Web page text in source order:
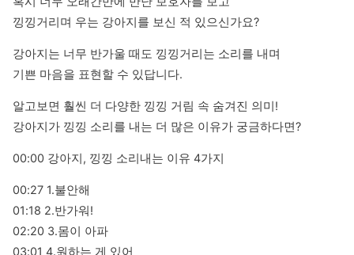
낑낑거리며 우는 강아지를 보신 적 있으신가요?
강아지는 너무 반가울 때도 낑낑거리는 소리를 내며
기쁜 마음을 표현할 수 있답니다.
알고보면 훨씬 더 다양한 낑낑 거림 속 숨겨진 의미!
강아지가 낑낑 소리를 내는 더 많은 이유가 궁금하다면?
00:00 강아지, 낑낑 소리내는 이유 4가지
00:27 1.불안해
01:18 2.반가워!
02:20 3.몸이 아파
03:01 4.원하는 게 있어